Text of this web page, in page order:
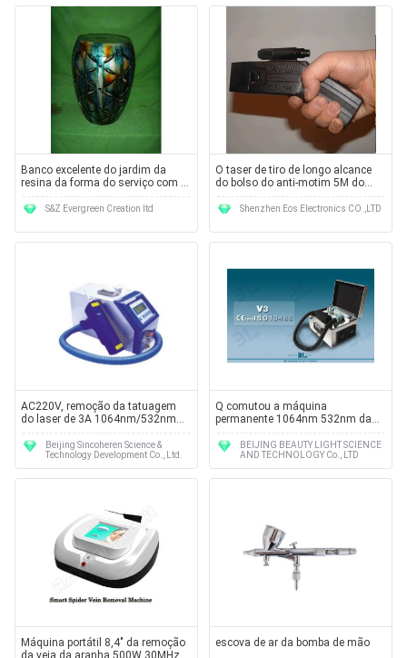
Banco excelente do jardim da
resina da forma do serviço com a
mão que pinta EV2
S&Z Evergreen Creation ltd
O taser de tiro de longo alcance
do bolso do anti-motim 5M do
terminal 5M aturde a arma
Shenzhen Eos Electronics CO.,LTD
AC220V, remoção da tatuagem
do laser de 3A 1064nm/532nm
faz à máquina a linha laser da
sobrancelha da remoção
Beijing Sincoheren Science &
Technology Development Co., Ltd.
Q comutou a máquina
permanente 1064nm 532nm da
remoção da tatuagem do laser do
ND YagBEIJING BEAUTY LIGHT SCIENCE
AND TECHNOLOGY Co., LTD
Máquina portátil 8,4" da remoção
da veia da aranha 500W 30MHz
escova de ar da bomba de mão